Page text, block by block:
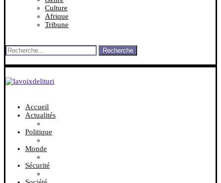
Culture
Afrique
Tribune
Recherche
Accueil
Actualités
Politique
Monde
Sécurité